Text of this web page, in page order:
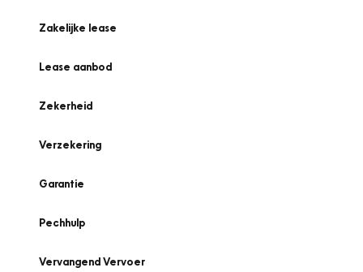
Zakelijke lease
Lease aanbod
Zekerheid
Verzekering
Garantie
Pechhulp
Vervangend Vervoer